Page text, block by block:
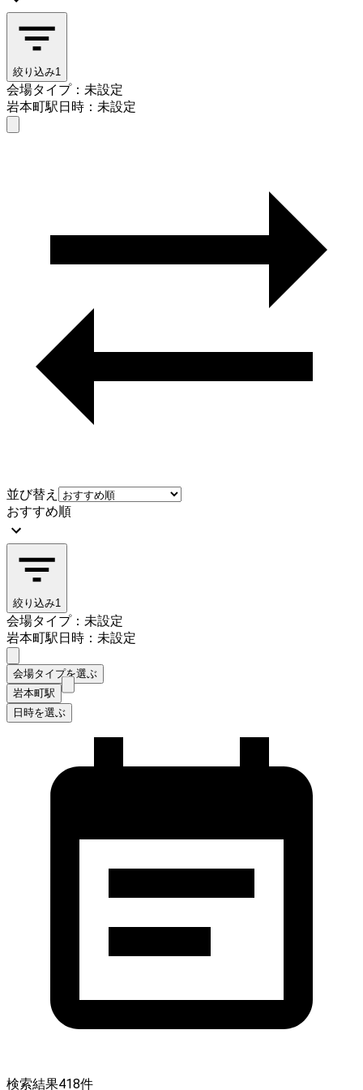
絞り込み1
会場タイプ：未設定
岩本町駅日時：未設定
並び替え
おすすめ順
絞り込み1
会場タイプ：未設定
岩本町駅日時：未設定
会場タイプを選ぶ
岩本町駅
日時を選ぶ
検索結果418件